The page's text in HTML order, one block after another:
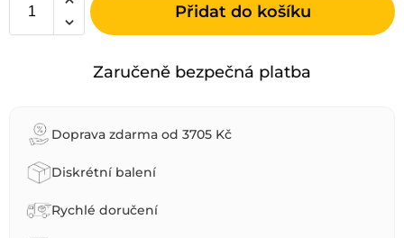
Přidat do košíku
Zaručeně bezpečná platba
Doprava zdarma od 3705 Kč
Diskrétní balení
Rychlé doručení